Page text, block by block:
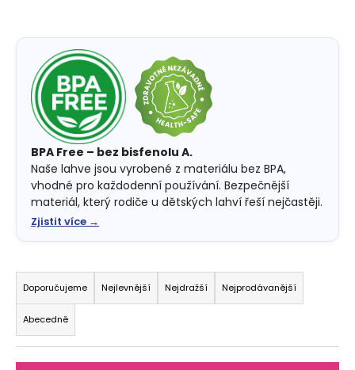
BPA Free – bez bisfenolu A.
Naše lahve jsou vyrobené z materiálu bez BPA,
vhodné pro každodenní používání. Bezpečnější
materiál, který rodiče u dětských lahví řeší nejčastěji.
Zjistit více →
Ř
a
z
e
n
Doporučujeme Nejlevnější Nejdražší Nejprodávanější
Abecedně
e
STUDENTSKÝ
BATOH
OXY
SCOOLER
GRAFFITI
PINK
449
Kč